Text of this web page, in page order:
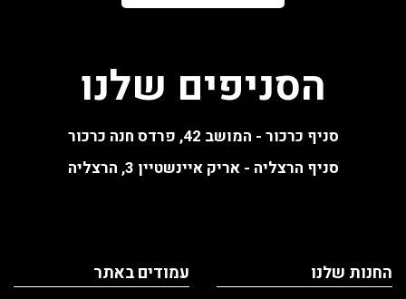
הסניפים שלנו
סניף כרכור - המושב 42, פרדס חנה כרכור
סניף הרצליה - אריק איינשטיין 3, הרצליה
החנות שלנו
עמודים באתר